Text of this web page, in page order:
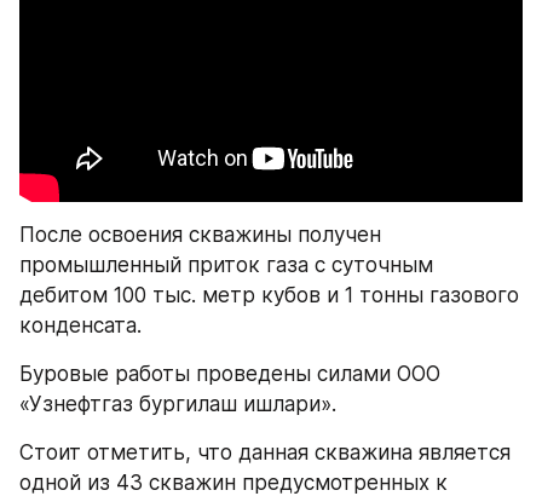
После освоения скважины получен
промышленный приток газа с суточным
дебитом 100 тыс. метр кубов и 1 тонны газового
конденсата.
Буровые работы проведены силами ООО
«Узнефтгаз бургилаш ишлари».
Стоит отметить, что данная скважина является
одной из 43 скважин предусмотренных к